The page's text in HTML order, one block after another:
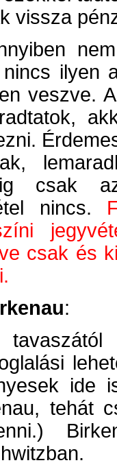
vissza
nincs ilyen
veszve.
csak
nincs.
csak és
:
tavaszától
ide
tehát